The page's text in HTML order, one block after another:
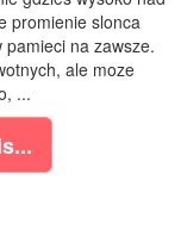
promienie slonca
na zawsze.
ale moze
...